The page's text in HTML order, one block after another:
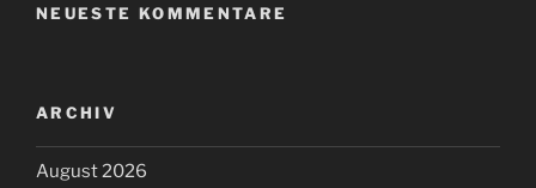
NEUESTE KOMMENTARE
ARCHIV
August 2026